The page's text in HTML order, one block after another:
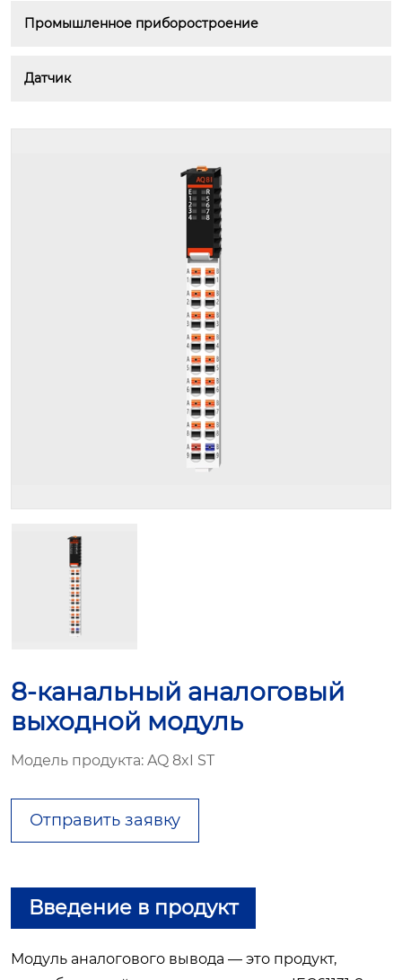
Промышленное приборостроение
Датчик
8-канальный аналоговый
выходной модуль
Модель продукта: AQ 8xI ST
Отправить заявку
Введение в продукт
Модуль аналогового вывода — это продукт,